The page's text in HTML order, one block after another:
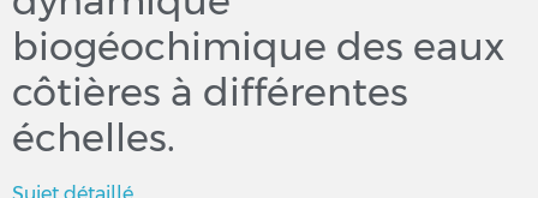
biogéochimique des eaux
côtières à différentes
échelles.